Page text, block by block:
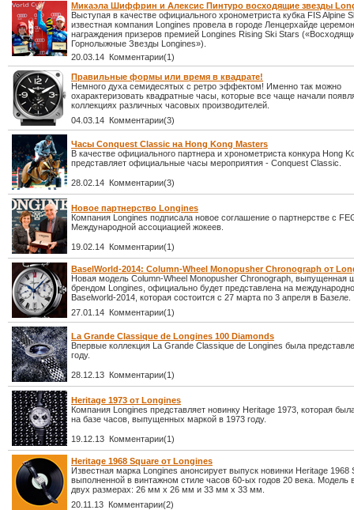
Микаэла Шиффрин и Алексис Пинтуро восходящие звезды
Выступая в качестве официального хронометриста кубка FIS Alpine
известная компания Longines провела в городе Ленцерхайде
награждения призеров премией Longines Rising Ski Stars
Горнолыжные Звезды Longines»).
20.03.14 Комментарии(1)
Правильные формы или время в квадрате!
Немного духа семидесятых с ретро эффектом! Именно так можно
охарактеризовать квадратные часы, которые все чаще начали
коллекциях различных часовых производителей.
04.03.14 Комментарии(3)
Часы Conquest Classic на Hong Kong Masters
В качестве официального партнера и хронометриста конкура Hong
представляет официальные часы мероприятия - Conquest Classic.
28.02.14 Комментарии(3)
Новое партнерство Longines
Компания Longines подписала новое соглашение о партнерстве с
Международной ассоциацией жокеев.
19.02.14 Комментарии(1)
BaselWorld-2014: Column-Wheel Monopusher Chronograph от
Новая модель Column-Wheel Monopusher Chronograph, выпущенная
брендом Longines, официально будет представлена на
Baselworld-2014, которая состоится с 27 марта по 3 апреля в Базеле.
27.01.14 Комментарии(1)
La Grande Classique de Longines 100 Diamonds
Впервые коллекция La Grande Classique de Longines была
году.
28.12.13 Комментарии(1)
Heritage 1973 от Longines
Компания Longines представляет новинку Heritage 1973, которая
на базе часов, выпущенных маркой в 1973 году.
19.12.13 Комментарии(1)
Heritage 1968 Square от Longines
Известная марка Longines анонсирует выпуск новинки Heritage 1968
выполненной в винтажном стиле часов 60-ых годов 20 века. Модель
двух размерах: 26 мм х 26 мм и 33 мм х 33 мм.
20.11.13 Комментарии(2)